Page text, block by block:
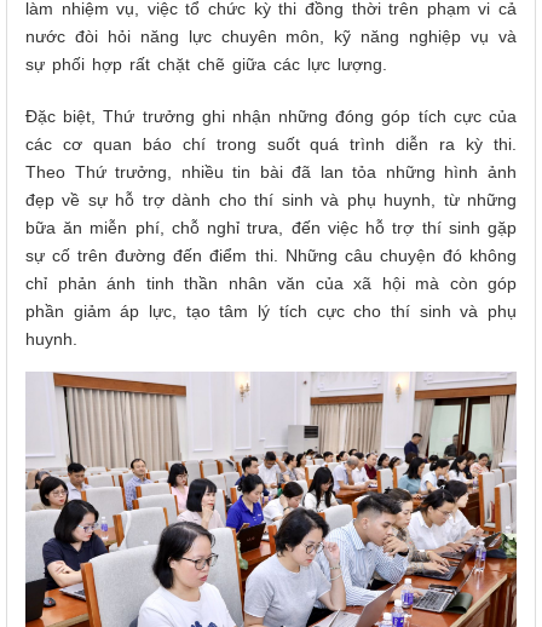
làm nhiệm vụ, việc tổ chức kỳ thi đồng thời trên phạm vi cả
nước đòi hỏi năng lực chuyên môn, kỹ năng nghiệp vụ và
sự phối hợp rất chặt chẽ giữa các lực lượng.
Đặc biệt, Thứ trưởng ghi nhận những đóng góp tích cực của
các cơ quan báo chí trong suốt quá trình diễn ra kỳ thi.
Theo Thứ trưởng, nhiều tin bài đã lan tỏa những hình ảnh
đẹp về sự hỗ trợ dành cho thí sinh và phụ huynh, từ những
bữa ăn miễn phí, chỗ nghỉ trưa, đến việc hỗ trợ thí sinh gặp
sự cố trên đường đến điểm thi. Những câu chuyện đó không
chỉ phản ánh tinh thần nhân văn của xã hội mà còn góp
phần giảm áp lực, tạo tâm lý tích cực cho thí sinh và phụ
huynh.